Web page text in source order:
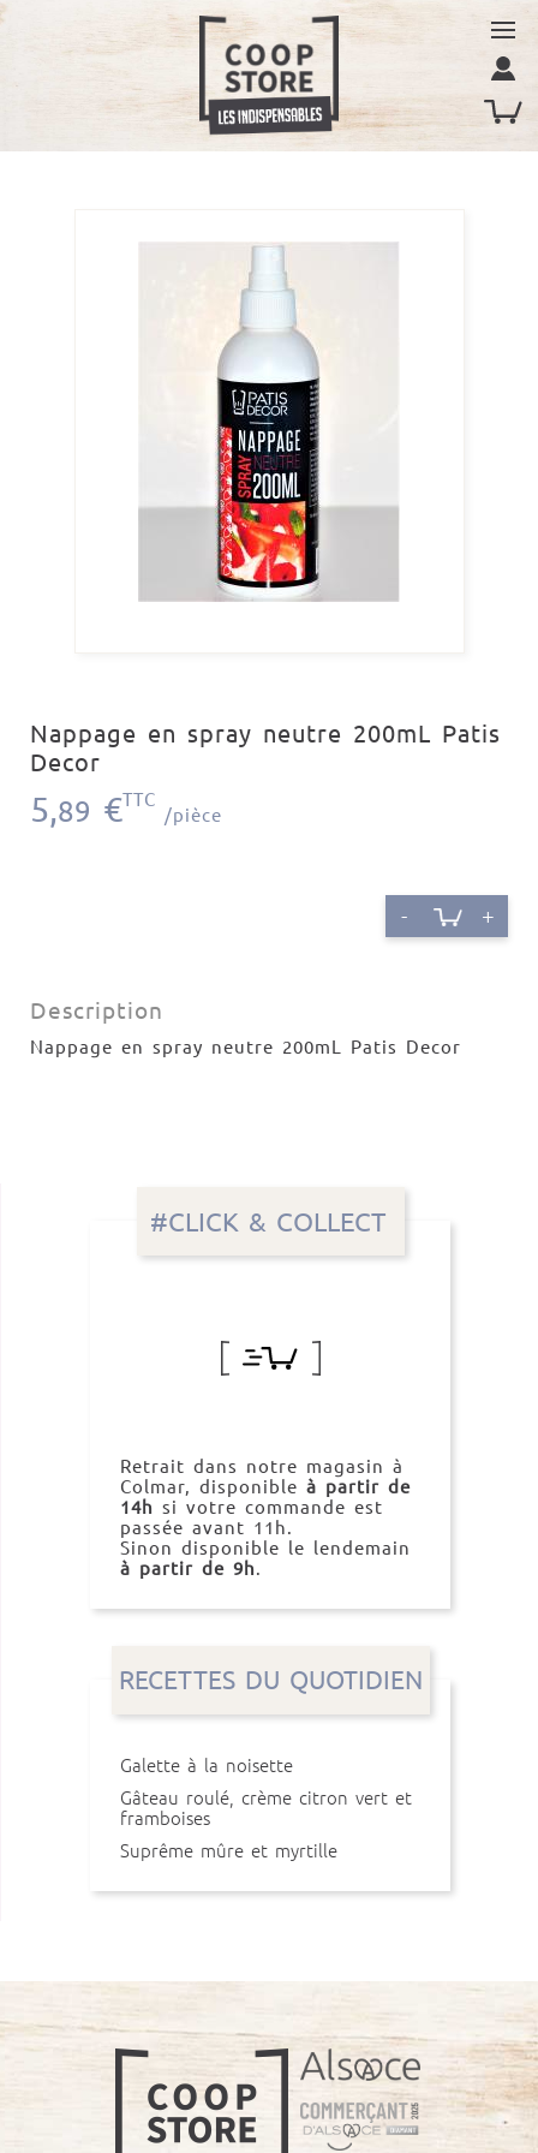
#CLICK & COLLECT
Retrait dans notre magasin à
Colmar, disponible à partir de
14h si votre commande est
passée avant 11h.
Sinon disponible le lendemain
à partir de 9h.
RECETTES DU QUOTIDIEN
Galette à la noisette
Gâteau roulé, crème citron vert et
framboises
Suprême mûre et myrtille
Nappage en spray neutre 200mL Patis
Decor
5,89 €TTC
/pièce
- +
Description
Nappage en spray neutre 200mL Patis Decor